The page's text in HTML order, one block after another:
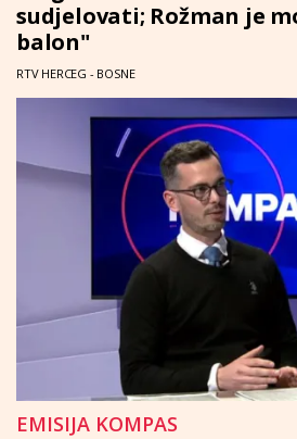
sudjelovati; Rožman je
balon"
RTV HERCEG - BOSNE
EMISIJA KOMPAS